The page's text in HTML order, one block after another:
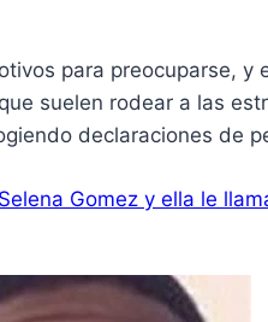
para preocuparse,
suelen rodear a las
declaraciones de
Gomez y ella le